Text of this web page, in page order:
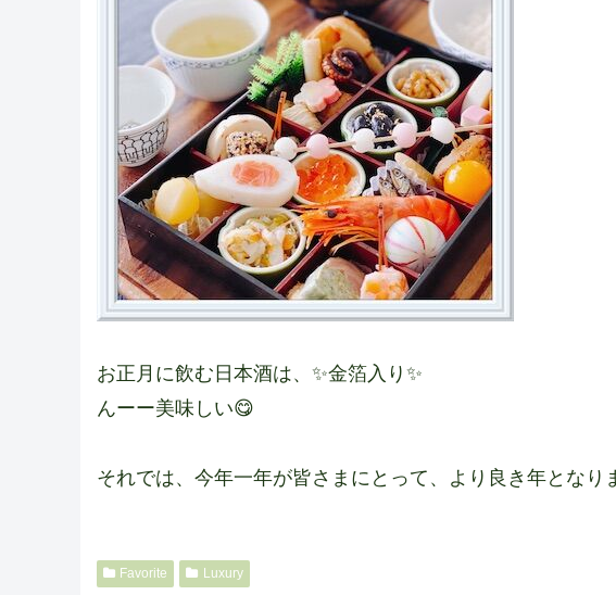
お正月に飲む日本酒は、✨金箔入り✨
んーー美味しい😋
それでは、今年一年が皆さまにとって、より良き年となり
Favorite Luxury